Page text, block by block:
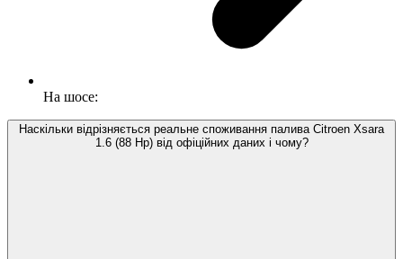
На шосе:
Наскільки відрізняється реальне споживання палива Citroen Xsara
1.6 (88 Hp) від офіційних даних і чому?